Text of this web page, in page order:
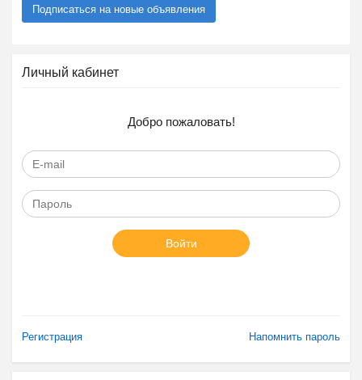
Подписаться на новые объявления
Личный кабинет
Добро пожаловать!
Войти
Регистрация Напомнить пароль